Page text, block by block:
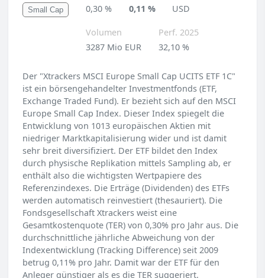
Small Cap
0,30 %
0,11 %
USD
Volumen
3287 Mio EUR
Perf. 2025
32,10 %
Der "Xtrackers MSCI Europe Small Cap UCITS ETF 1C"
ist ein börsengehandelter Investmentfonds (ETF,
Exchange Traded Fund). Er bezieht sich auf den MSCI
Europe Small Cap Index. Dieser Index spiegelt die
Entwicklung von 1013 europäischen Aktien mit
niedriger Marktkapitalisierung wider und ist damit
sehr breit diversifiziert. Der ETF bildet den Index
durch physische Replikation mittels Sampling ab, er
enthält also die wichtigsten Wertpapiere des
Referenzindexes. Die Erträge (Dividenden) des ETFs
werden automatisch reinvestiert (thesauriert). Die
Fondsgesellschaft Xtrackers weist eine
Gesamtkostenquote (TER) von 0,30% pro Jahr aus. Die
durchschnittliche jährliche Abweichung von der
Indexentwicklung (Tracking Difference) seit 2009
betrug 0,11% pro Jahr. Damit war der ETF für den
Anleger günstiger als es die TER suggeriert.